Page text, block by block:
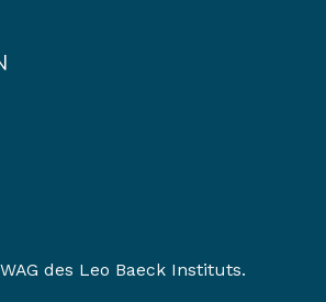
WAG des Leo Baeck Instituts.